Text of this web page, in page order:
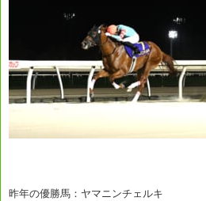
昨年の優勝馬：ヤマニンチェルキ